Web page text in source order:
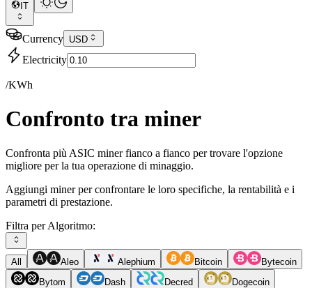
IT
Currency USD
Electricity
/KWh
Confronto tra miner
Confronta più ASIC miner fianco a fianco per trovare l'opzione
migliore per la tua operazione di minaggio.
Aggiungi miner per confrontare le loro specifiche, la rentabilità e i
parametri di prestazione.
Filtra per Algoritmo:
All Aleo Alephium Bitcoin
Bytecoin
Bytom
Dash Decred
Dogecoin